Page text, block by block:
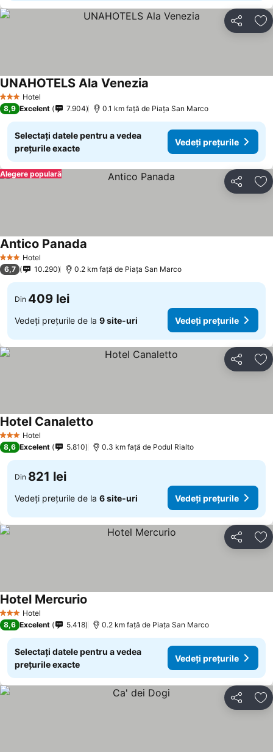
Distribuiți
3 SteleHotel
UNAHOTELS Ala Venezia
8,9 Excelent 7.904 0.1 km faţă de Piaţa San Marco
Selectați datele pentru a vedea
prețurile exacte
Vedeți prețurile
Distribuiți
Alegere populară
3 SteleHotel
Antico Panada
6,7 10.290 0.2 km faţă de Piaţa San Marco
Din 409 lei
Vedeți prețurile de la 9 site-uri Vedeți prețurile
Distribuiți
3 SteleHotel
Hotel Canaletto
8,6 Excelent 5.810 0.3 km faţă de Podul Rialto
Din 821 lei
Vedeți prețurile de la 6 site-uri Vedeți prețurile
Distribuiți
3 SteleHotel
Hotel Mercurio
8,6 Excelent 5.418 0.2 km faţă de Piaţa San Marco
Selectați datele pentru a vedea
prețurile exacte
Vedeți prețurile
Distribuiți